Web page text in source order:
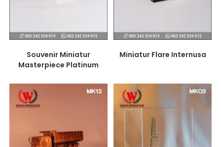
Souvenir Miniatur
Masterpiece Platinum
Miniatur Flare Internusa